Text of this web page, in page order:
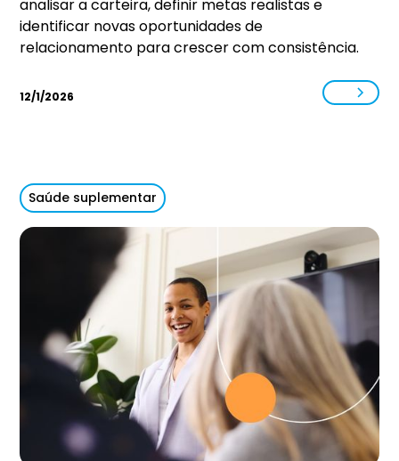
analisar a carteira, definir metas realistas e
identificar novas oportunidades de
relacionamento para crescer com consistência.
12/1/2026
Saúde suplementar